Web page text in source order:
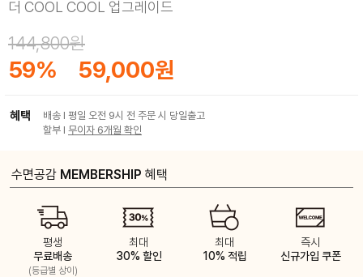
더 COOL COOL 업그레이드
144,800원
59% 59,000원
혜택
배송 I 평일 오전 9시 전 주문 시 당일출고
할부 I 무이자 6개월 확인
수면공감 MEMBERSHIP 혜택
평생
무료배송
(등급별 상이)
최대
30% 할인
최대
10% 적립
즉시
신규가입 쿠폰